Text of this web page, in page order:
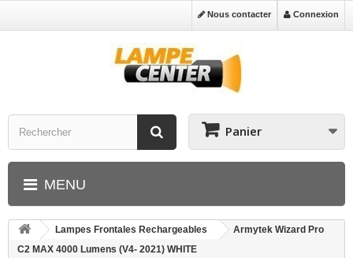
Connexion
Nous contacter
Panier
MENU
Lampes Frontales Rechargeables
Armytek Wizard Pro
C2 MAX 4000 Lumens (V4- 2021) WHITE